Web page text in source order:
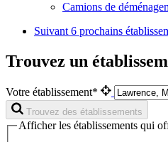
Camions de
Suivant 6 prochains
Trouvez un
Votre établissement*
Trouvez des établissements
Afficher les établissements qui